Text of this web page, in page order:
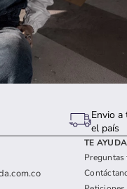
Envio a
el país
TE